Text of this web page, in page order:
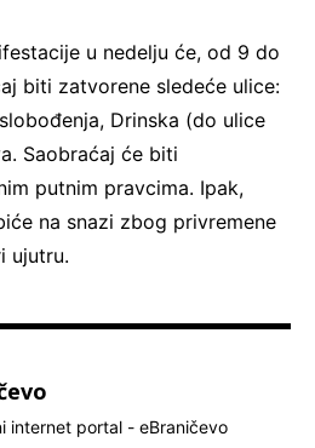
u nedelju će, od 9 do
biti zatvorene sledeće ulice:
Drinska (do ulice
Saobraćaj će biti
putnim pravcima. Ipak,
na snazi zbog privremene
ujutru.
internet portal - eBraničevo